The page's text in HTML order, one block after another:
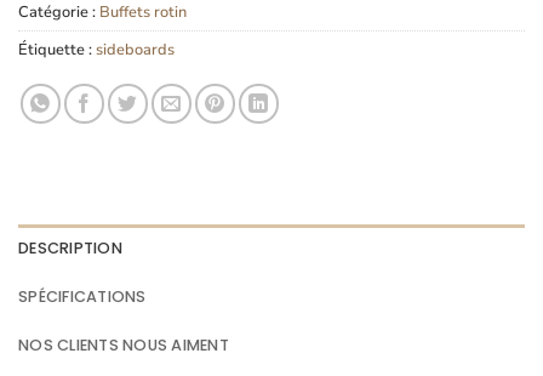
Catégorie : Buffets rotin
Étiquette :sideboards
DESCRIPTION
SPÉCIFICATIONS
NOS CLIENTS NOUS AIMENT